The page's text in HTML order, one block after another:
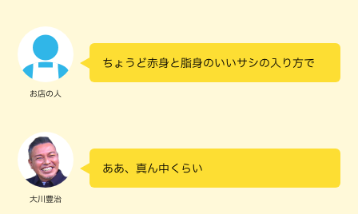
お店の人
ちょうど赤身と脂身のいいサシの入り方で
大川豊治
ああ、真ん中くらい